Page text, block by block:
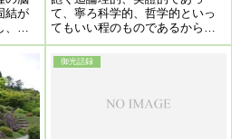
結が
、脳
なる
方
、
百中
て、寧ろ科学的、哲学的といっ
てもいい程のものであるから、
現代人と雖も之を精読すれば、
理解し共鳴しない訳はあるま
い。換言すれば今日迄何人も説
人間が触るる事を恐れていた、
御光話録